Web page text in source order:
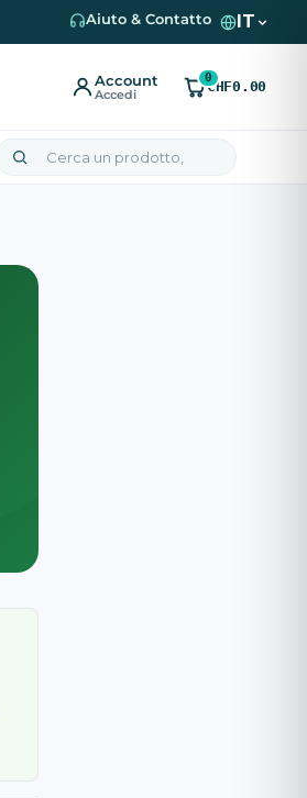
Aiuto & Contatto IT
Account
Accedi
0
CHF0.00